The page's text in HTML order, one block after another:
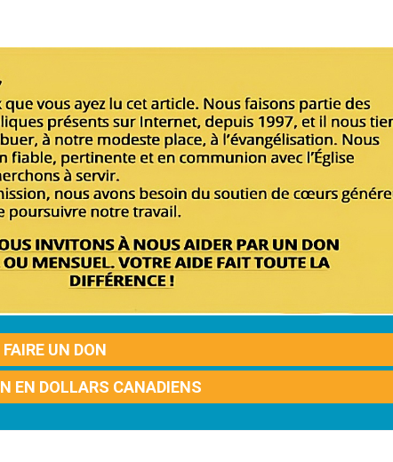
FAIRE UN DON
EN DOLLARS CANADIENS